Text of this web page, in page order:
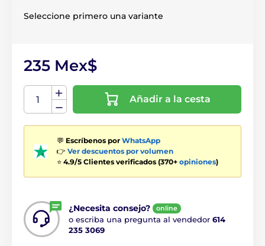
Seleccione primero una variante
235 Mex$
Añadir a la cesta
💬 Escríbenos por WhatsApp
👉 Ver descuentos por volumen
⭐ 4.9/5 Clientes verificados (370+ opiniones)
¿Necesita consejo? online
o escriba una pregunta al vendedor 614
235 3069